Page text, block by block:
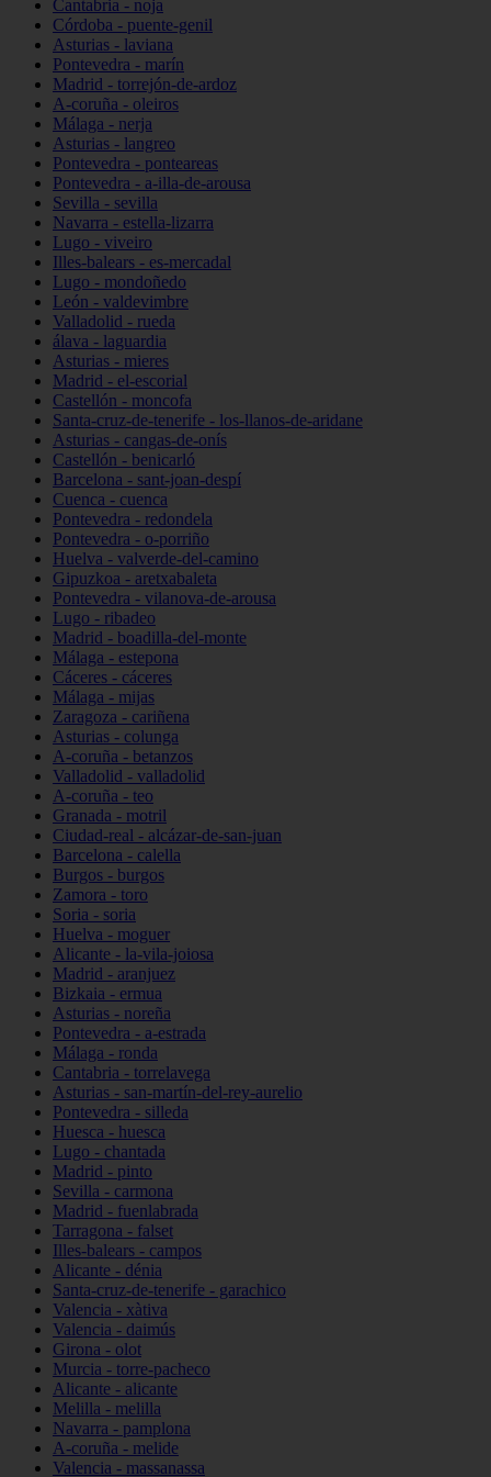
Cantabria - noja
Córdoba - puente-genil
Asturias - laviana
Pontevedra - marín
Madrid - torrejón-de-ardoz
A-coruña - oleiros
Málaga - nerja
Asturias - langreo
Pontevedra - ponteareas
Pontevedra - a-illa-de-arousa
Sevilla - sevilla
Navarra - estella-lizarra
Lugo - viveiro
Illes-balears - es-mercadal
Lugo - mondoñedo
León - valdevimbre
Valladolid - rueda
álava - laguardia
Asturias - mieres
Madrid - el-escorial
Castellón - moncofa
Santa-cruz-de-tenerife - los-llanos-de-aridane
Asturias - cangas-de-onís
Castellón - benicarló
Barcelona - sant-joan-despí
Cuenca - cuenca
Pontevedra - redondela
Pontevedra - o-porriño
Huelva - valverde-del-camino
Gipuzkoa - aretxabaleta
Pontevedra - vilanova-de-arousa
Lugo - ribadeo
Madrid - boadilla-del-monte
Málaga - estepona
Cáceres - cáceres
Málaga - mijas
Zaragoza - cariñena
Asturias - colunga
A-coruña - betanzos
Valladolid - valladolid
A-coruña - teo
Granada - motril
Ciudad-real - alcázar-de-san-juan
Barcelona - calella
Burgos - burgos
Zamora - toro
Soria - soria
Huelva - moguer
Alicante - la-vila-joiosa
Madrid - aranjuez
Bizkaia - ermua
Asturias - noreña
Pontevedra - a-estrada
Málaga - ronda
Cantabria - torrelavega
Asturias - san-martín-del-rey-aurelio
Pontevedra - silleda
Huesca - huesca
Lugo - chantada
Madrid - pinto
Sevilla - carmona
Madrid - fuenlabrada
Tarragona - falset
Illes-balears - campos
Alicante - dénia
Santa-cruz-de-tenerife - garachico
Valencia - xàtiva
Valencia - daimús
Girona - olot
Murcia - torre-pacheco
Alicante - alicante
Melilla - melilla
Navarra - pamplona
A-coruña - melide
Valencia - massanassa